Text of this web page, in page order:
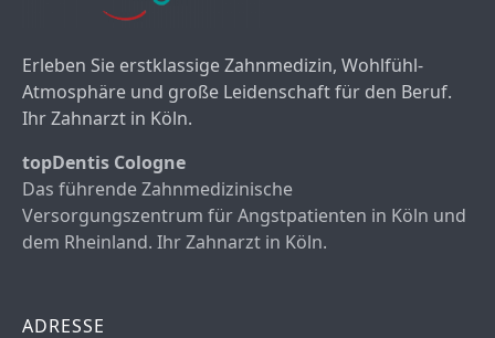
Erleben Sie erstklassige Zahnmedizin, Wohlfühl-
Atmosphäre und große Leidenschaft für den Beruf.
Ihr Zahnarzt in Köln.
topDentis Cologne
Das führende Zahnmedizinische
Versorgungszentrum für Angstpatienten in Köln und
dem Rheinland. Ihr Zahnarzt in Köln.
ADRESSE